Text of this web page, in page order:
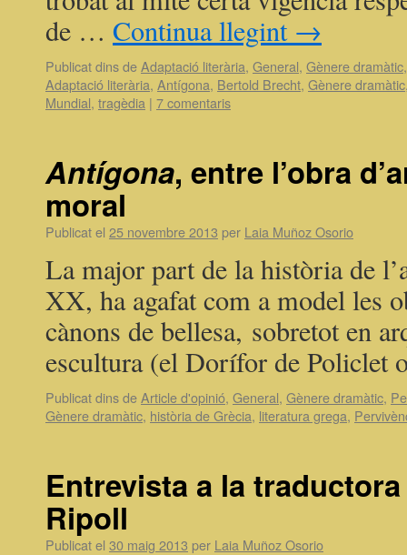
de … Continua llegint →
Publicat dins deAdaptació literària, General, Gènere dramàtic
Adaptació literària, Antígona, Bertold Brecht, Gènere dramàtic
Mundial, tragèdia | 7 comentaris
Antígona, entre l’obra
moral
Publicat el 25 novembre 2013 per Laia Muñoz Osorio
La major part de la història de
XX, ha agafat com a model les
cànons de bellesa, sobretot en
escultura (el Dorífor de
Publicat dins deArticle d'opinió, General, Gènere dramàtic,
Gènere dramàtic, història de Grècia, literatura grega,
Entrevista a la
Ripoll
Publicat el 30 maig 2013 per Laia Muñoz Osorio